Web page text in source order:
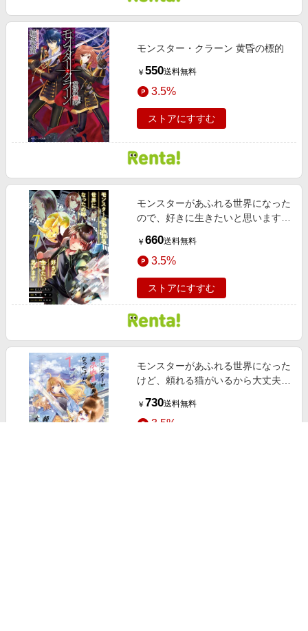
モンスター・クラーン 黄昏の標的
￥ 550送料無料
3.5%
ストアにすすむ
モンスターがあふれる世界になった
ので、好きに生きたいと思います 7
￥ 660送料無料
3.5%
ストアにすすむ
モンスターがあふれる世界になった
けど、頼れる猫がいるから大丈夫で
￥ 730送料無料
3.5%